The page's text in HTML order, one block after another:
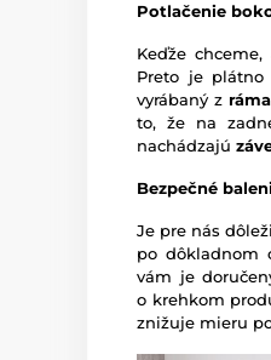
Potlačenie
Keďže
Preto je
vyrábaný z
to, že na
nachádzajú
Bezpečné
Je pre nás
po dôkladnom
vám je
o krehkom
znižuje mieru